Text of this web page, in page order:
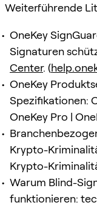
Weiterführende
OneKey
Signaturen
Center. (
OneKey
Spezifikationen:
OneKey Pro |
Krypto-
Krypto-
Warum Blind-
funktionieren: